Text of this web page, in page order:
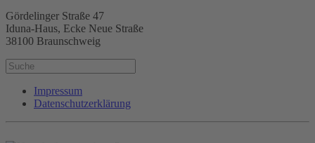
Gördelinger Straße 47
Iduna-Haus, Ecke Neue Straße
38100 Braunschweig
Impressum
Datenschutzerklärung